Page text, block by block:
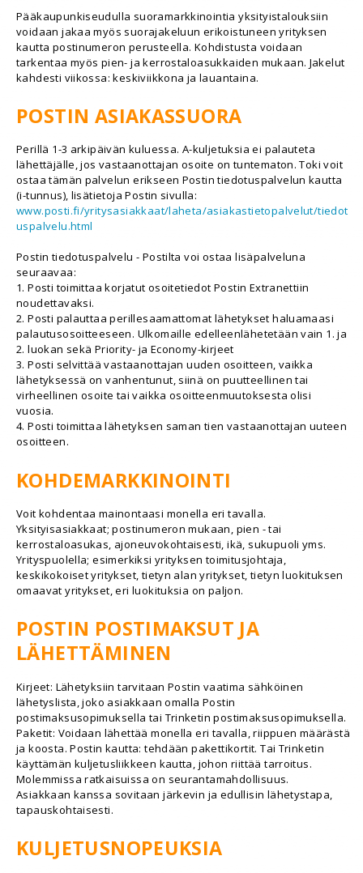
Pääkaupunkiseudulla suoramarkkinointia yksityistalouksiin
voidaan jakaa myös suorajakeluun erikoistuneen yrityksen
kautta postinumeron perusteella. Kohdistusta voidaan
tarkentaa myös pien- ja kerrostaloasukkaiden mukaan. Jakelut
kahdesti viikossa: keskiviikkona ja lauantaina.
POSTIN ASIAKASSUORA
Perillä 1-3 arkipäivän kuluessa. A-kuljetuksia ei palauteta
lähettäjälle, jos vastaanottajan osoite on tuntematon. Toki voit
ostaa tämän palvelun erikseen Postin tiedotuspalvelun kautta
(i-tunnus), lisätietoja Postin sivulla:
www.posti.fi/yritysasiakkaat/laheta/asiakastietopalvelut/tiedot
uspalvelu.html
Postin tiedotuspalvelu - Postilta voi ostaa lisäpalveluna
seuraavaa:
1. Posti toimittaa korjatut osoitetiedot Postin Extranettiin
noudettavaksi.
2. Posti palauttaa perillesaamattomat lähetykset haluamaasi
palautusosoitteeseen. Ulkomaille edelleenlähetetään vain 1. ja
2. luokan sekä Priority- ja Economy-kirjeet
3. Posti selvittää vastaanottajan uuden osoitteen, vaikka
lähetyksessä on vanhentunut, siinä on puutteellinen tai
virheellinen osoite tai vaikka osoitteenmuutoksesta olisi
vuosia.
4. Posti toimittaa lähetyksen saman tien vastaanottajan uuteen
osoitteen.
KOHDEMARKKINOINTI
Voit kohdentaa mainontaasi monella eri tavalla.
Yksityisasiakkaat; postinumeron mukaan, pien - tai
kerrostaloasukas, ajoneuvokohtaisesti, ikä, sukupuoli yms.
Yrityspuolella; esimerkiksi yrityksen toimitusjohtaja,
keskikokoiset yritykset, tietyn alan yritykset, tietyn luokituksen
omaavat yritykset, eri luokituksia on paljon.
POSTIN POSTIMAKSUT JA
LÄHETTÄMINEN
Kirjeet: Lähetyksiin tarvitaan Postin vaatima sähköinen
lähetyslista, joko asiakkaan omalla Postin
postimaksusopimuksella tai Trinketin postimaksusopimuksella.
Paketit: Voidaan lähettää monella eri tavalla, riippuen määrästä
ja koosta. Postin kautta: tehdään pakettikortit. Tai Trinketin
käyttämän kuljetusliikkeen kautta, johon riittää tarroitus.
Molemmissa ratkaisuissa on seurantamahdollisuus.
Asiakkaan kanssa sovitaan järkevin ja edullisin lähetystapa,
tapauskohtaisesti.
KULJETUSNOPEUKSIA